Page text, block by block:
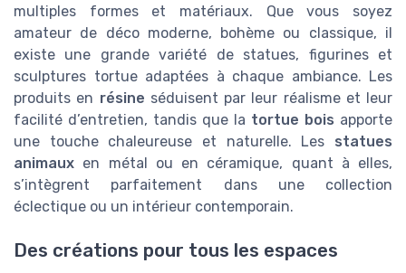
multiples formes et matériaux. Que vous soyez
amateur de déco moderne, bohème ou classique, il
existe une grande variété de statues, figurines et
sculptures tortue adaptées à chaque ambiance. Les
produits en résine séduisent par leur réalisme et leur
facilité d’entretien, tandis que la tortue bois apporte
une touche chaleureuse et naturelle. Les statues
animaux en métal ou en céramique, quant à elles,
s’intègrent parfaitement dans une collection
éclectique ou un intérieur contemporain.
Des créations pour tous les espaces